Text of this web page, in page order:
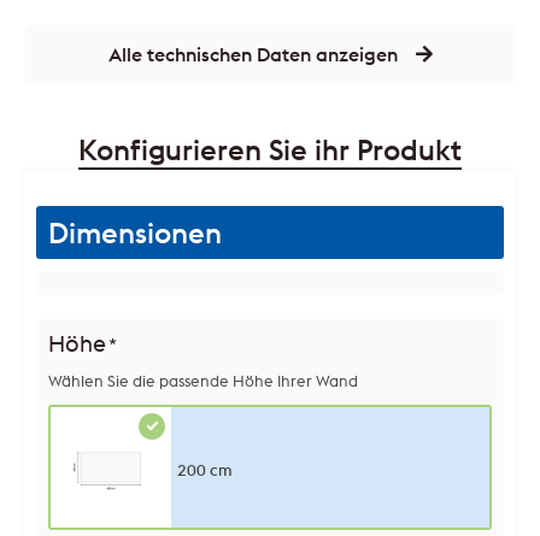
Alle technischen Daten anzeigen
Konfigurieren Sie ihr Produkt
Dimensionen
Höhe*
Wählen Sie die passende Höhe Ihrer Wand
200 cm